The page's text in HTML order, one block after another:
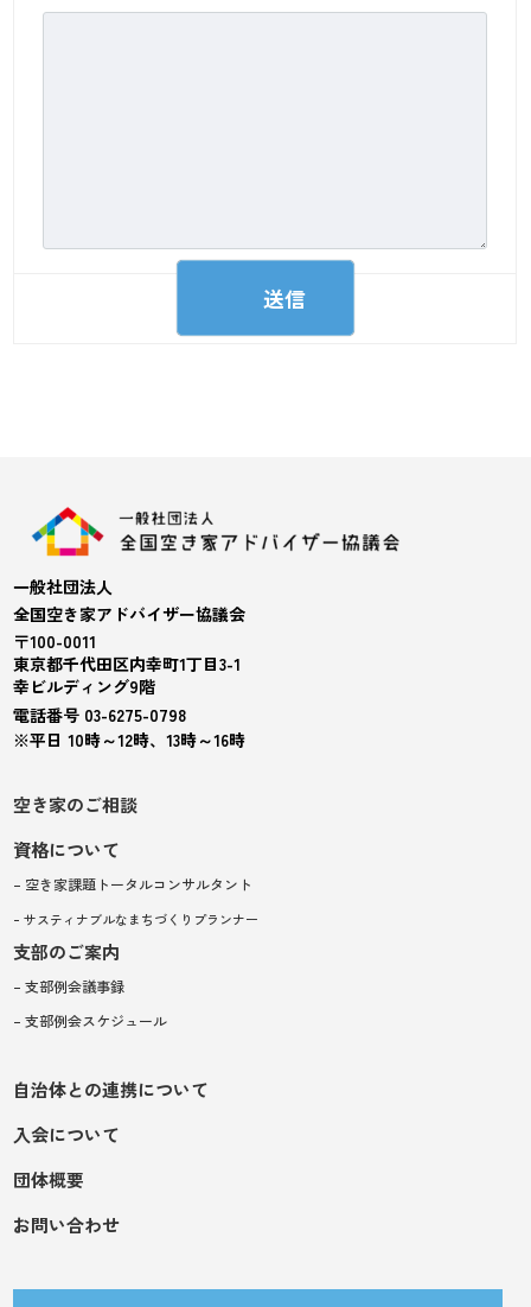
一般社団法人
全国空き家アドバイザー協議会
〒100-0011
東京都千代田区内幸町1丁目3-1
幸ビルディング9階
電話番号 03-6275-0798
※平日 10時～12時、13時～16時
空き家のご相談
資格について
– 空き家課題トータルコンサルタント
– サスティナブルなまちづくりプランナー
支部のご案内
– 支部例会議事録
– 支部例会スケジュール
自治体との連携について
入会について
団体概要
お問い合わせ